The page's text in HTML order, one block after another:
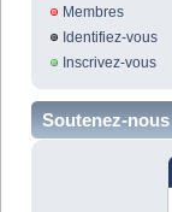
Membres
Identifiez-vous
Inscrivez-vous
Soutenez-nous